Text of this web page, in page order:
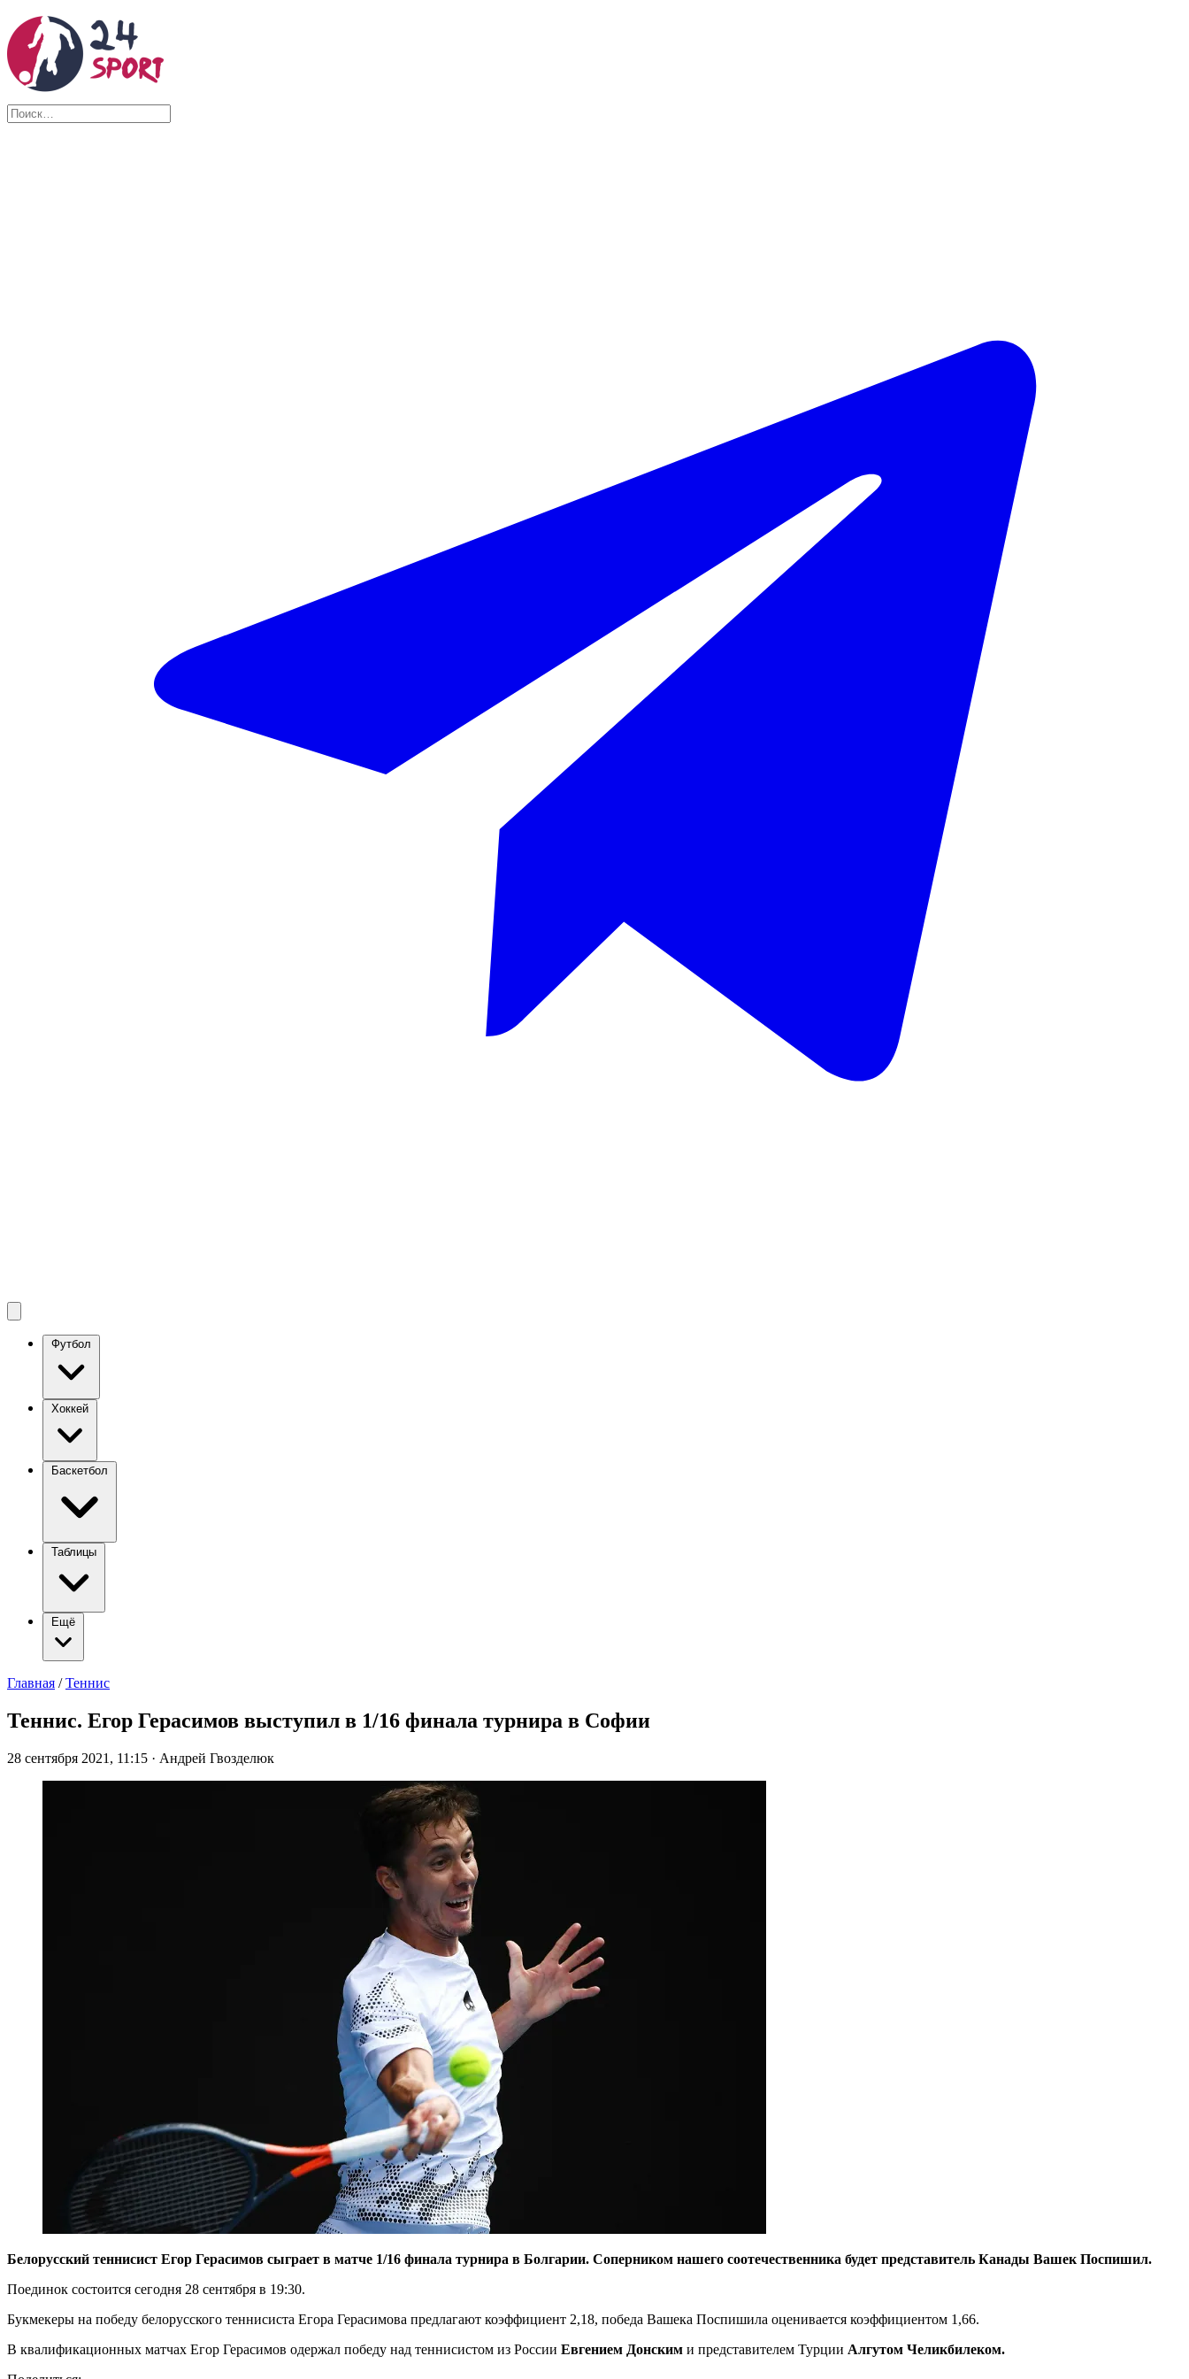
Футбол
Хоккей
Баскетбол
Таблицы
Ещё
Главная / Теннис
Теннис. Егор Герасимов выступил в 1/16 финала турнира в Софии
28 сентября 2021, 11:15 · Андрей Гвозделюк
Белорусский теннисист Егор Герасимов сыграет в матче 1/16 финала турнира в Болгарии. Соперником нашего соотечественника будет представитель Канады Вашек Поспишил.
Поединок состоится сегодня 28 сентября в 19:30.
Букмекеры на победу белорусского теннисиста Егора Герасимова предлагают коэффициент 2,18, победа Вашека Поспишила оценивается коэффициентом 1,66.
В квалификационных матчах Егор Герасимов одержал победу над теннисистом из России Евгением Донским и представителем Турции Алгутом Челикбилеком.